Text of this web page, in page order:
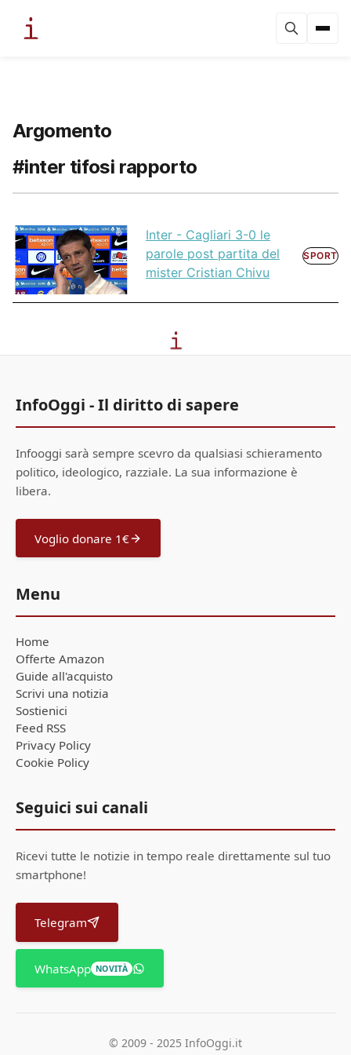
Argomento
#inter tifosi rapporto
Inter - Cagliari 3-0 le
parole post partita del
mister Cristian Chivu
SPORT
InfoOggi - Il diritto di sapere
Infooggi sarà sempre scevro da qualsiasi schieramento
politico, ideologico, razziale. La sua informazione è
libera.
Voglio donare 1€
Menu
Home
Offerte Amazon
Guide all'acquisto
Scrivi una notizia
Sostienici
Feed RSS
Privacy Policy
Cookie Policy
Seguici sui canali
Ricevi tutte le notizie in tempo reale direttamente sul tuo
smartphone!
Telegram
WhatsApp NOVITÀ
© 2009 - 2025 InfoOggi.it